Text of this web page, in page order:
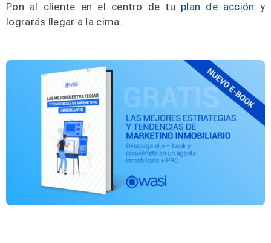
Pon al cliente en el centro de tu plan de acción y
lograrás llegar a la cima.